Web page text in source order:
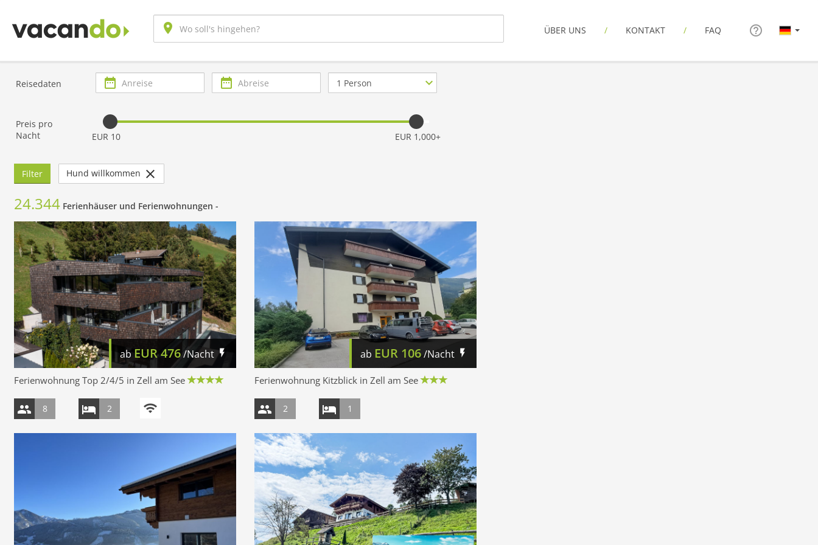
ÜBER UNS KONTAKT FAQ
Reisedaten Anreise Abreise
Anzahl
Personen
Preis pro
Nacht
EUR 10 EUR 1,000+
Filter Hund willkommen
24.344 Ferienhäuser und Ferienwohnungen -
abEUR476/Nacht
Ferienwohnung Top 2/4/5 in Zell am See
8 2
ab EUR 106/Nacht
Ferienwohnung Kitzblick in Zell am See
2 1